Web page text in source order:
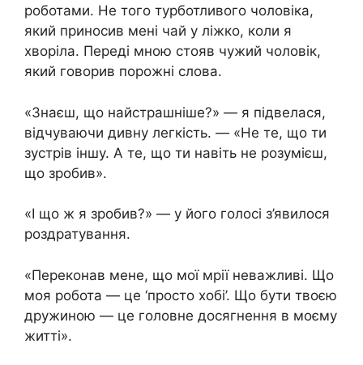
роботами. Не того турботливого чоловіка,
який приносив мені чай у ліжко, коли я
хворіла. Переді мною стояв чужий чоловік,
який говорив порожні слова.
«Знаєш, що найстрашніше?» — я підвелася,
відчуваючи дивну легкість. — «Не те, що ти
зустрів іншу. А те, що ти навіть не розумієш,
що зробив».
«І що ж я зробив?» — у його голосі з’явилося
роздратування.
«Переконав мене, що мої мрії неважливі. Що
моя робота — це ‘просто хобі’. Що бути твоєю
дружиною — це головне досягнення в моєму
житті».